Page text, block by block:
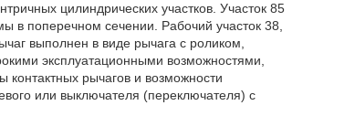
цилиндрических участков. Участок 85
в поперечном сечении. Рабочий участок 38,
выполнен в виде рычага с роликом,
эксплуатационными возможностями,
рычагов и возможности
или выключателя (переключателя) с